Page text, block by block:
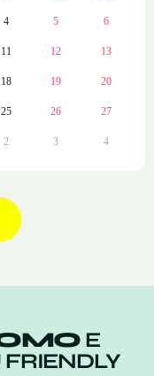
4 5 6
11 12 13
18 19 20
25 26 27
2 3 4
E
FRIENDLY